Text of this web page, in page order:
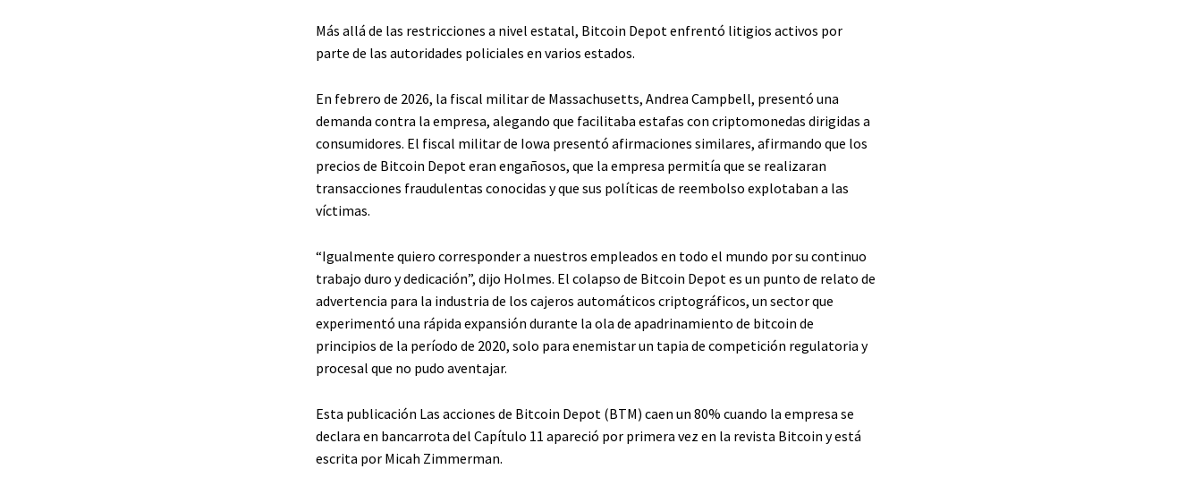
Más allá de las restricciones a nivel estatal, Bitcoin Depot enfrentó litigios activos por
parte de las autoridades policiales en varios estados.
En febrero de 2026, la fiscal militar de Massachusetts, Andrea Campbell, presentó una
demanda contra la empresa, alegando que facilitaba estafas con criptomonedas dirigidas a
consumidores. El fiscal militar de Iowa presentó afirmaciones similares, afirmando que los
precios de Bitcoin Depot eran engañosos, que la empresa permitía que se realizaran
transacciones fraudulentas conocidas y que sus políticas de reembolso explotaban a las
víctimas.
“Igualmente quiero corresponder a nuestros empleados en todo el mundo por su continuo
trabajo duro y dedicación”, dijo Holmes. El colapso de Bitcoin Depot es un punto de relato de
advertencia para la industria de los cajeros automáticos criptográficos, un sector que
experimentó una rápida expansión durante la ola de apadrinamiento de bitcoin de
principios de la período de 2020, solo para enemistar un tapia de competición regulatoria y
procesal que no pudo aventajar.
Esta publicación Las acciones de Bitcoin Depot (BTM) caen un 80% cuando la empresa se
declara en bancarrota del Capítulo 11 apareció por primera vez en la revista Bitcoin y está
escrita por Micah Zimmerman.